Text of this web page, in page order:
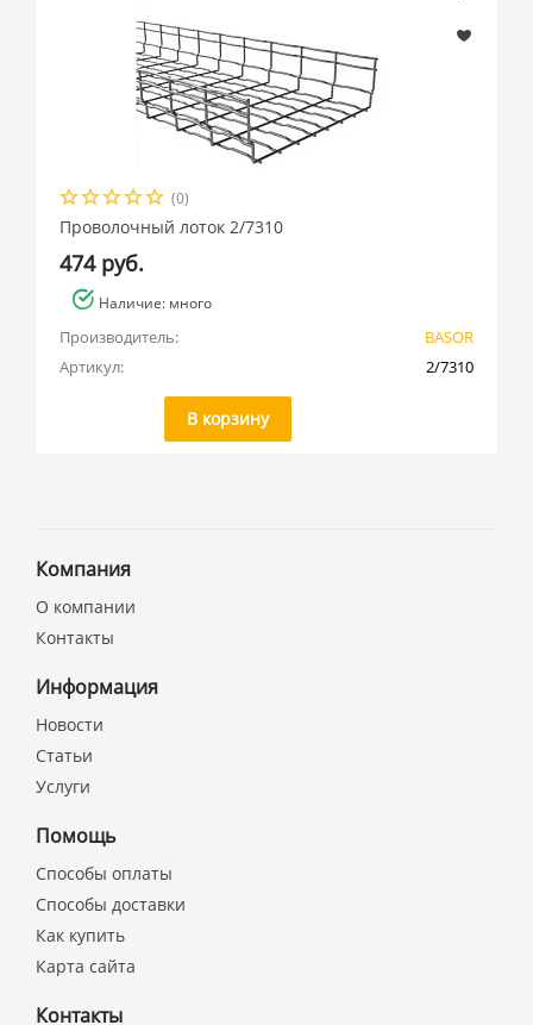
(0)
Проволочный лоток 2/7310
474 руб.
Наличие: много
Производитель:
BASOR
Артикул:
2/7310
В корзину
Компания
О компании
Контакты
Информация
Новости
Статьи
Услуги
Помощь
Способы оплаты
Способы доставки
Как купить
Карта сайта
Контакты